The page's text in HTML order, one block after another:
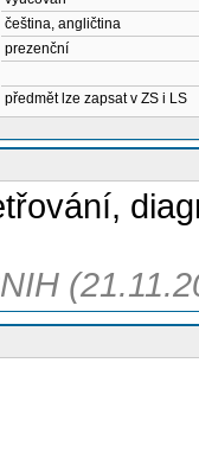
čeština, angličtina
prezenční
předmět lze zapsat v ZS i LS